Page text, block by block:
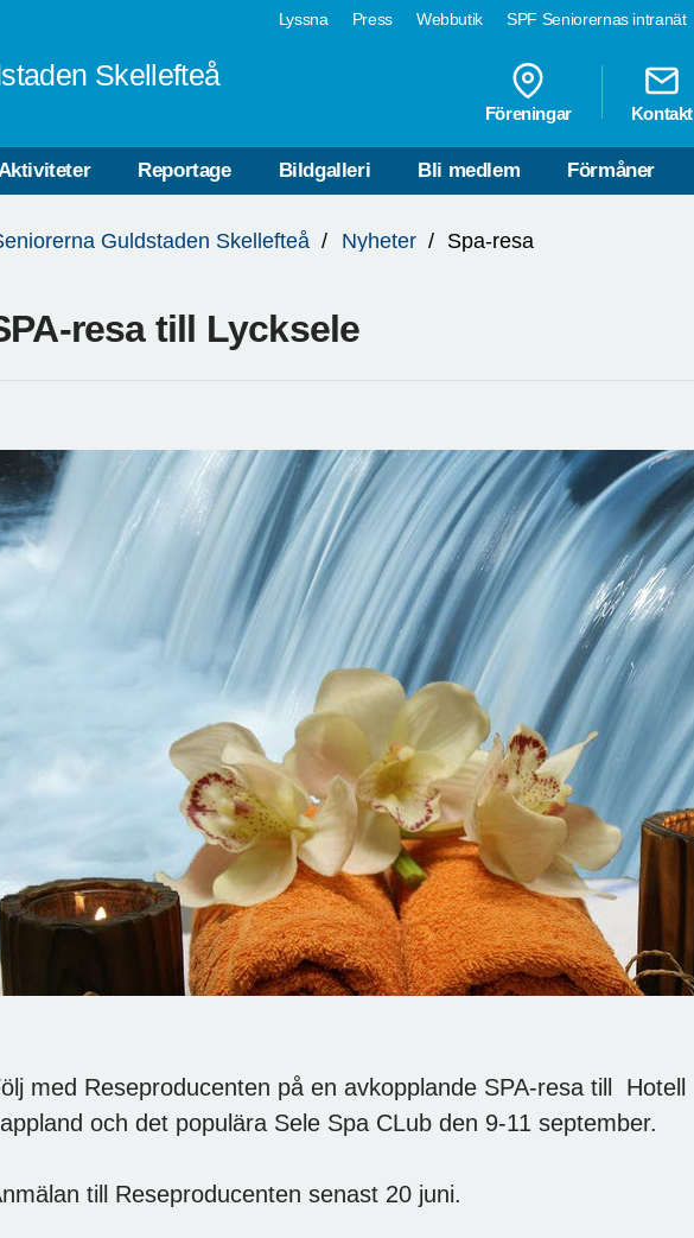
Lyssna Press Webbutik SPF Seniorernas intranät
Skellefteå
Föreningar Kontakt
Reportage Bildgalleri Bli medlem Förmåner
Guldstaden Skellefteå Nyheter Spa-resa
resa till Lycksele
med Reseproducenten på en avkopplande SPA-resa till Hotell
och det populära Sele Spa CLub den 9-11 september.
till Reseproducenten senast 20 juni.